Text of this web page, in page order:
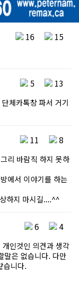
16 15
5 13
체카톡창 파서 거기
11 8
리 바람직 하지 못하
에서 이야기를 하는
하지 마시길....^^
6 4
인것인 의견과 생각
말은 없습니다. 다만
습니다.